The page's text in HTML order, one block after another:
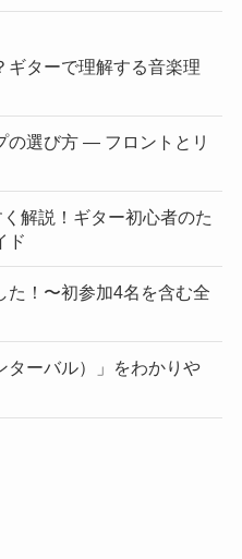
ギターで理解する音楽理
の選び方 — フロントとリ
解説！ギター初心者のた
ド
た！〜初参加4名を含む全
ターバル）」をわかりや